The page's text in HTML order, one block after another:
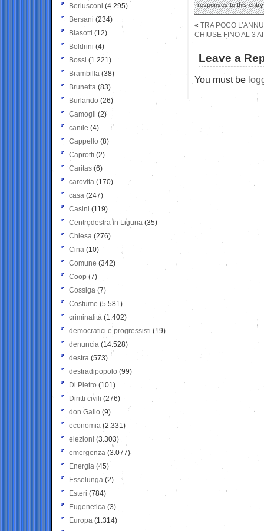
responses to this
« TRA POCO
CHIUSE FINO AL 3
Leave a
You must be
Berlusconi (4.295)
Bersani (234)
Biasotti (12)
Boldrini (4)
Bossi (1.221)
Brambilla (38)
Brunetta (83)
Burlando (26)
Camogli (2)
canile (4)
Cappello (8)
Caprotti (2)
Caritas (6)
carovita (170)
casa (247)
Casini (119)
Centrodestra in Liguria (35)
Chiesa (276)
Cina (10)
Comune (342)
Coop (7)
Cossiga (7)
Costume (5.581)
criminalità (1.402)
democratici e progressisti (19)
denuncia (14.528)
destra (573)
destradipopolo (99)
Di Pietro (101)
Diritti civili (276)
don Gallo (9)
economia (2.331)
elezioni (3.303)
emergenza (3.077)
Energia (45)
Esselunga (2)
Esteri (784)
Eugenetica (3)
Europa (1.314)